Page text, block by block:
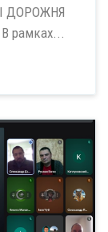
ДОРОЖНЯ
рамках...